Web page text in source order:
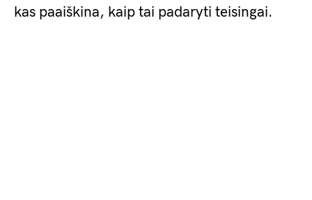
kas paaiškina, kaip tai padaryti teisingai.